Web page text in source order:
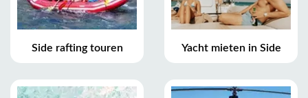
Side rafting touren Yacht mieten in Side